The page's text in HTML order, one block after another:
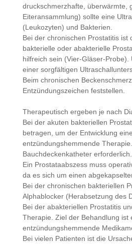
druckschmerzhafte, überwärmte,
Eiteransammlung) sollte eine
(Leukozyten) und Bakterien.
Bei der chronischen Prostatitis
bakterielle oder abakterielle
hilfreich sein (Vier-Gläser-
einer sorgfältigen
Beim chronischen
Entzündungszeichen feststellen.
Therapeutisch ergeben je nach
Bei der akuten bakteriellen
betragen, um der Entwicklung
entzündungshemmende
Bauchdeckenkatheter erforderlich.
Ein Prostataabszess muss
da es sich um einen
Bei der chronischen bakteriellen
Alphablocker (Herabsetzung des
Bei der abakteriellen Prostatitis
Therapie. Ziel der Behandlung ist
entzündungshemmende
Bei vielen Patienten ist die